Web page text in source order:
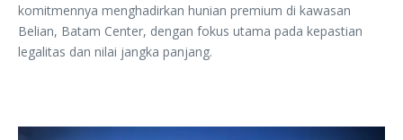
komitmennya menghadirkan hunian premium di kawasan
Belian, Batam ‎Center, dengan fokus utama pada kepastian
legalitas dan nilai jangka panjang.